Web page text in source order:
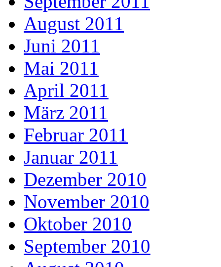
August 2011
Juni 2011
Mai 2011
April 2011
März 2011
Februar 2011
Januar 2011
Dezember 2010
November 2010
Oktober 2010
September 2010